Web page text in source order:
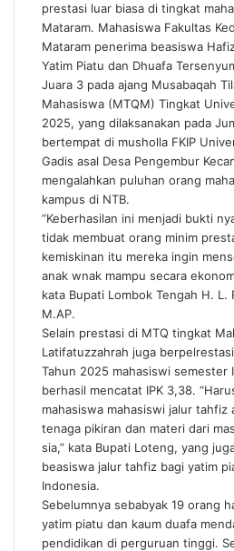
prestasi luar biasa di tingkat
Mataram. Mahasiswa Fakultas
Mataram penerima beasiswa
Yatim Piatu dan Dhuafa
Juara 3 pada ajang Musabaqah
Mahasiswa (MTQM) Tingkat
2025, yang dilaksanakan pada
bertempat di musholla FKIP
Gadis asal Desa Pengembur
mengalahkan puluhan orang
kampus di NTB.
“Keberhasilan ini menjadi bukti
tidak membuat orang minim
kemiskinan itu mereka ingin
anak wnak mampu secara
kata Bupati Lombok Tengah H. L.
M.AP.
Selain prestasi di MTQ tingkat
Latifatuzzahrah juga
Tahun 2025 mahasiswi semester
berhasil mencatat IPK 3,38.
mahasiswa mahasiswi jalur tahfiz
tenaga pikiran dan materi dari
sia,” kata Bupati Loteng, yang
beasiswa jalur tahfiz bagi yatim
Indonesia.
Sebelumnya sebabyak 19 orang
yatim piatu dan kaum duafa
pendidikan di perguruan tinggi.